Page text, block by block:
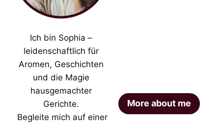
Ich bin Sophia –
leidenschaftlich für
Aromen, Geschichten
und die Magie
hausgemachter
Gerichte.
Begleite mich auf einer
More about me